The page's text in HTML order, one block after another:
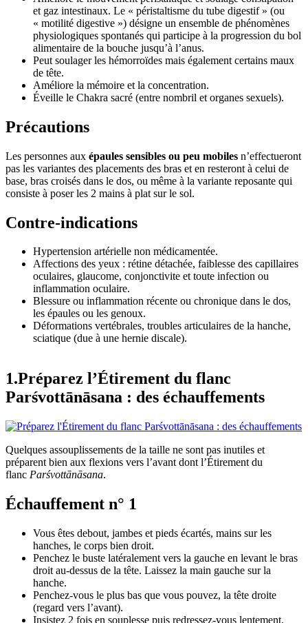
et gaz intestinaux. Le « péristaltisme du tube digestif » (ou
« motilité digestive ») désigne un ensemble de phénomènes
physiologiques spontanés qui participe à la progression du bol
alimentaire de la bouche jusqu’à l’anus.
Peut soulager les hémorroïdes mais également certains maux
de tête.
Améliore la mémoire et la concentration.
Éveille le Chakra sacré (entre nombril et organes sexuels).
Précautions
Les personnes aux épaules sensibles ou peu mobiles n’effectueront
pas les variantes des placements des bras et en resteront à celui de
base, bras croisés dans le dos, ou même à la variante reposante qui
consiste à poser les 2 mains à plat sur le sol.
Contre-indications
Hypertension artérielle non médicamentée.
Affections des yeux : rétine détachée, faiblesse des capillaires
oculaires, glaucome, conjonctivite et toute infection ou
inflammation oculaire.
Blessure ou inflammation récente ou chronique dans le dos,
les épaules ou les genoux.
Déformations vertébrales, troubles articulaires de la hanche,
sciatique (due à une hernie discale).
1.Préparez l’Étirement du flanc
Parśvottānāsana : des échauffements
Quelques assouplissements de la taille ne sont pas inutiles et
préparent bien aux flexions vers l’avant dont l’Étirement du
flanc Parśvottānāsana.
Échauffement n° 1
Vous êtes debout, jambes et pieds écartés, mains sur les
hanches, le corps bien droit.
Penchez le buste latéralement vers la gauche en levant le bras
droit au-dessus de la tête. Laissez la main gauche sur la
hanche.
Penchez-vous le plus bas que vous pouvez, la tête droite
(regard vers l’avant).
Insistez 2 fois en souplesse puis redressez-vous lentement.